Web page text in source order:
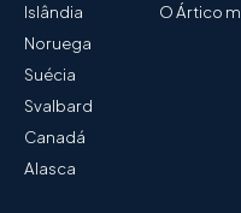
Islândia
Noruega
Suécia
Svalbard
Canadá
Alasca
O Ártico